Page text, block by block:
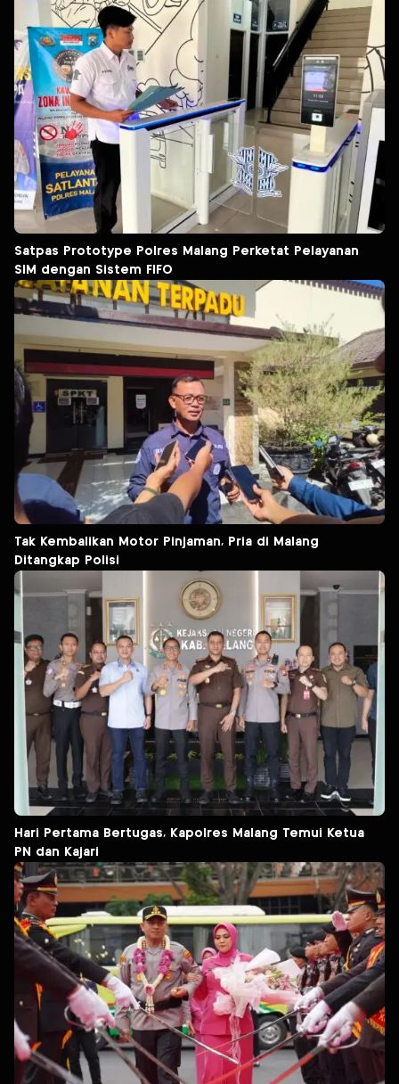
Satpas Prototype Polres Malang Perketat Pelayanan
SIM dengan Sistem FIFO
Tak Kembalikan Motor Pinjaman, Pria di Malang
Ditangkap Polisi
Hari Pertama Bertugas, Kapolres Malang Temui Ketua
PN dan Kajari